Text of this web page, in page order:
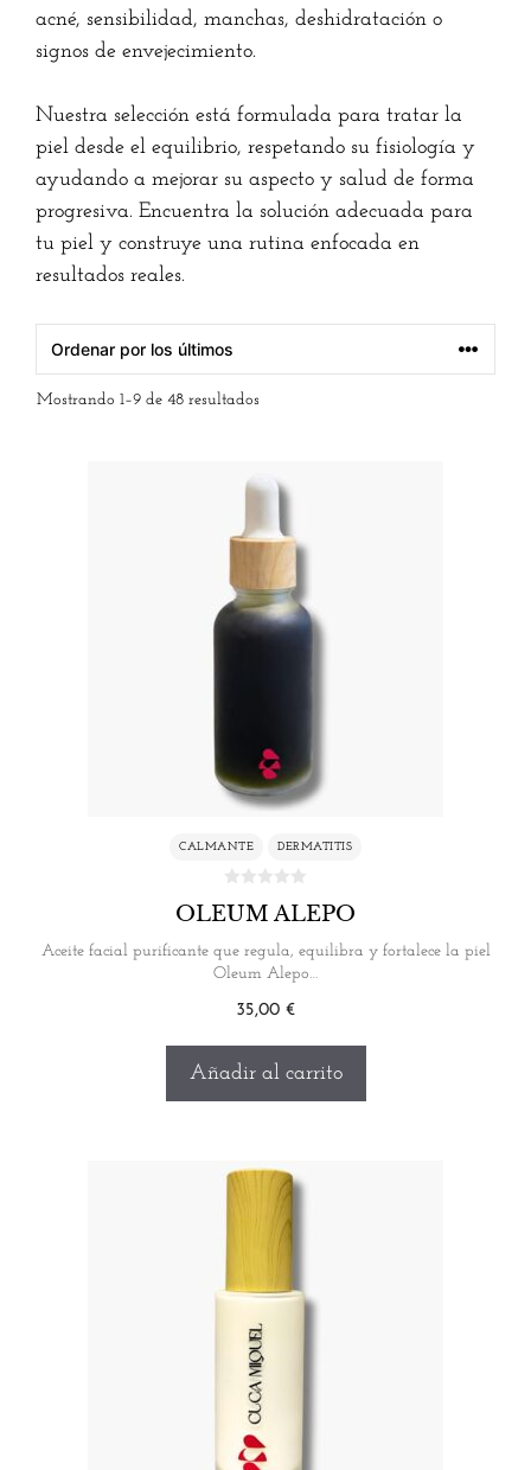
acné, sensibilidad, manchas, deshidratación o
signos de envejecimiento.
Nuestra selección está formulada para tratar la
piel desde el equilibrio, respetando su fisiología y
ayudando a mejorar su aspecto y salud de forma
progresiva. Encuentra la solución adecuada para
tu piel y construye una rutina enfocada en
resultados reales.
Mostrando 1–9 de 48 resultados
CALMANTE DERMATITIS
OLEUM ALEPO
Aceite facial purificante que regula, equilibra y fortalece la piel
Oleum Alepo…
35,00 €
Añadir al carrito